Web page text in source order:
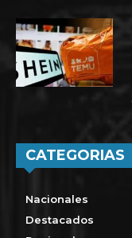
CATEGORIAS
Nacionales
Destacados